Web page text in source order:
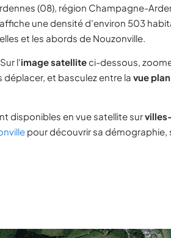
(08), région Champagne-
une densité d'environ 503
et les abords de Nouzonville.
l'image satelliteci-dessous,
et basculez entre la vue plan
disponibles en vue satellite sur
pour découvrir sa démographie,